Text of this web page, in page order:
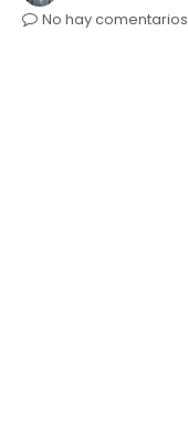
No hay comentarios